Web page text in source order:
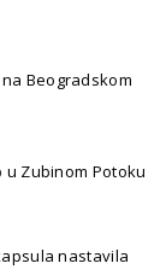
Beogradskom
u Zubinom Potoku
nastavila